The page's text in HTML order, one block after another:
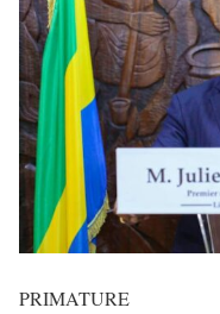
PRIMATURE